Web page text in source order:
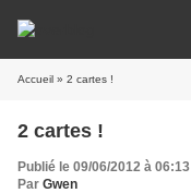
Accueil » 2 cartes !
2 cartes !
Publié le 09/06/2012 à 06:13
Par Gwen